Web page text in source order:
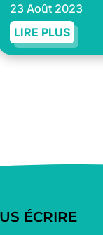
23 Août 2023
LIRE PLUS
ÉCRIRE